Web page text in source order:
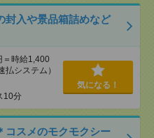
封入や景品箱詰めなど
時給1,400
システム）
10分
気になる！
コスメのモクモクシー